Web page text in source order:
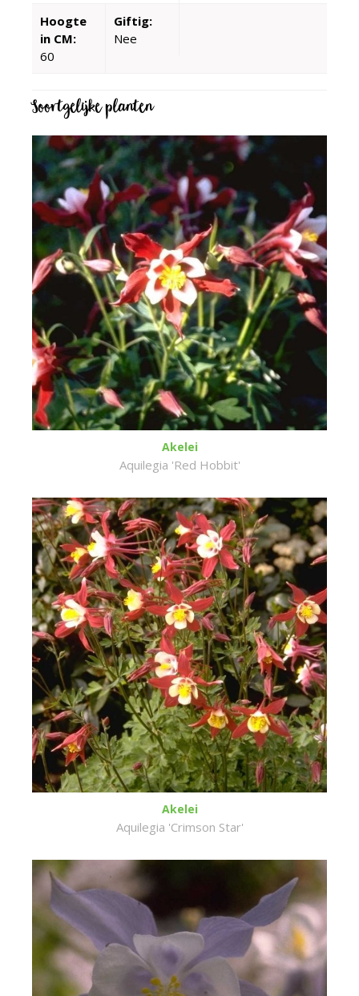
Hoogte
in CM:
60
Giftig:
Nee
Soortgelijke planten
Akelei
Aquilegia 'Red Hobbit'
Akelei
Aquilegia 'Crimson Star'